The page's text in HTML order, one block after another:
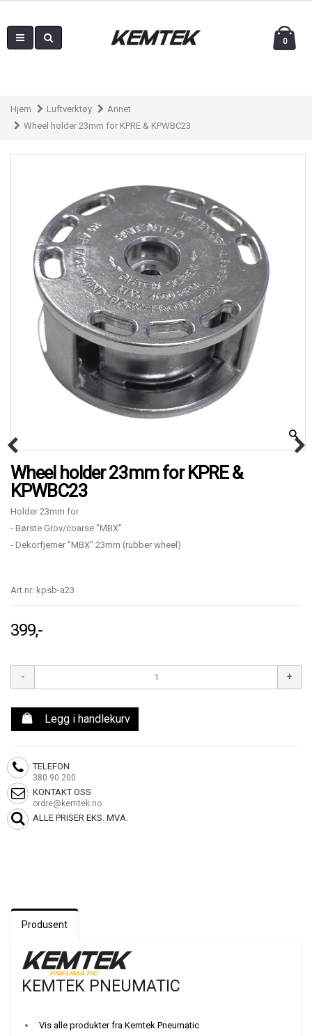
0
Hjem Luftverktøy
Annet
Wheel holder 23mm for KPRE & KPWBC23
Wheel holder 23mm for KPRE &
KPWBC23
Holder 23mm for
- Børste Grov/coarse "MBX"
- Dekorfjerner "MBX" 23mm (rubber wheel)
Art.nr: kpsb-a23
399,-
Legg i handlekurv
TELEFON
380 90 200
KONTAKT OSS
ordre@kemtek.no
ALLE PRISER EKS. MVA.
Produsent
KEMTEK PNEUMATIC
Vis alle produkter fra Kemtek Pneumatic